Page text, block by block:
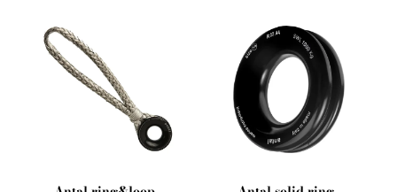
Kontakt
Telli arborist